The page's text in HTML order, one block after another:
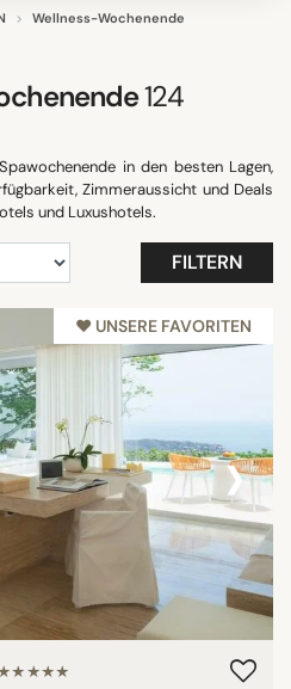
Wellness-Wochenende
124
in den besten Lagen,
Zimmeraussicht und Deals
und Luxushotels.
FILTERN
♥︎ UNSERE FAVORITEN
›